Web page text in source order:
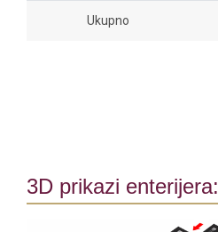
Ukupno
3D prikazi enterijera: